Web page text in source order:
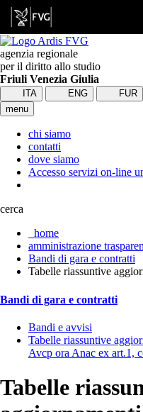
agenzia regionale
per il diritto allo studio
Friuli Venezia Giulia
ITA ENG FUR
menu
chi siamo
contatti
dove siamo
Accesso servizi on-line
cerca
home
amministrazione
Bandi di gara e contratti
Tabelle riassuntive
Bandi di gara e contratti
Bandi e avvisi
Tabelle riassuntive
Avcp ora Anac ex art.1,
Tabelle